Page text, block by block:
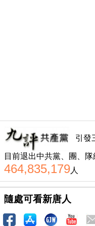
引發
目前退出中共黨、團、隊
464,835,179人
隨處可看新唐人